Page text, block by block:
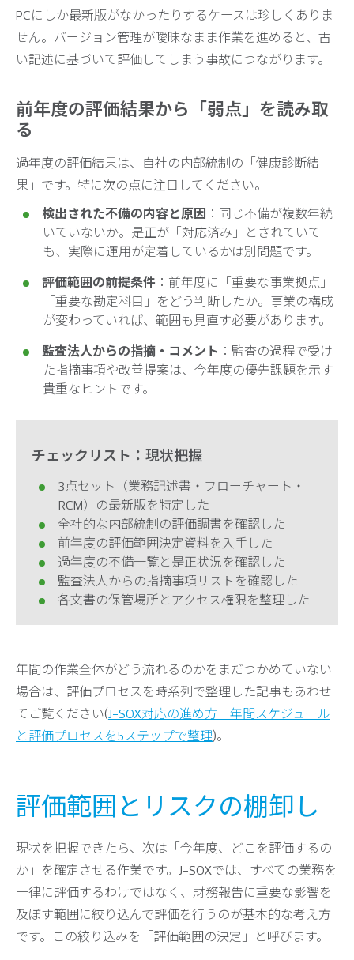
PCにしか最新版がなかったりするケースは珍しくありま
せん。バージョン管理が曖昧なまま作業を進めると、古
い記述に基づいて評価してしまう事故につながります。
前年度の評価結果から「弱点」を読み取
る
過年度の評価結果は、自社の内部統制の「健康診断結
果」です。特に次の点に注目してください。
検出された不備の内容と原因 ：同じ不備が複数年続
いていないか。是正が「対応済み」とされていて
も、実際に運用が定着しているかは別問題です。
評価範囲の前提条件 ：前年度に「重要な事業拠点」
「重要な勘定科目」をどう判断したか。事業の構成
が変わっていれば、範囲も見直す必要があります。
監査法人からの指摘・コメント ：監査の過程で受け
た指摘事項や改善提案は、今年度の優先課題を示す
貴重なヒントです。
チェックリスト：現状把握
3点セット（業務記述書・フローチャート・
RCM）の最新版を特定した
全社的な内部統制の評価調書を確認した
前年度の評価範囲決定資料を入手した
過年度の不備一覧と是正状況を確認した
監査法人からの指摘事項リストを確認した
各文書の保管場所とアクセス権限を整理した
年間の作業全体がどう流れるのかをまだつかめていない
場合は、評価プロセスを時系列で整理した記事もあわせ
てご覧ください(J-SOX対応の進め方｜年間スケジュール
と評価プロセスを5ステップで整理)。
評価範囲とリスクの棚卸し
現状を把握できたら、次は「今年度、どこを評価するの
か」を確定させる作業です。J-SOXでは、すべての業務を
一律に評価するわけではなく、財務報告に重要な影響を
及ぼす範囲に絞り込んで評価を行うのが基本的な考え方
です。この絞り込みを「評価範囲の決定」と呼びます。